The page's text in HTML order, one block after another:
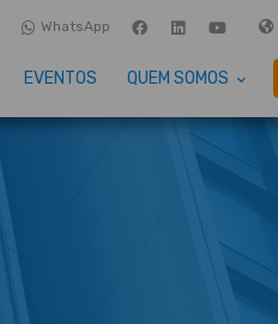
WhatsApp
EVENTOS QUEM SOMOS